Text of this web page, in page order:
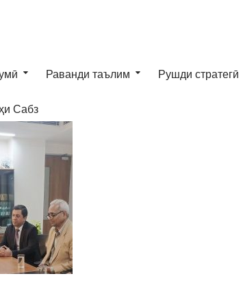
Раванди таълим Рушди стратегӣ
Сабз